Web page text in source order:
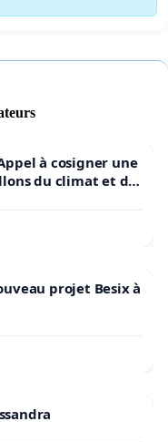
à cosigner une
du climat et de
projet Besix à